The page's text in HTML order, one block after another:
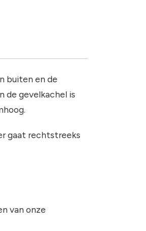
buiten en de
de gevelkachel is
gaat rechtstreeks
van onze